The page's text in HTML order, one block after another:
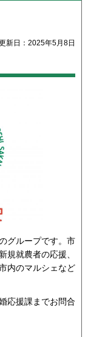
新日：2025年5月8日
グループです。市
規就農者の応援、
内のマルシェなど
応援課までお問合